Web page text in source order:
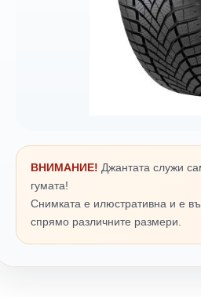
ВНИМАНИЕ! Джантата служи
гумата!
Снимката е илюстративна и е
спрямо различните размери.